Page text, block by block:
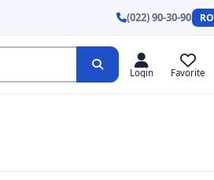
(022) 90-30-90 RO
Login Favorite